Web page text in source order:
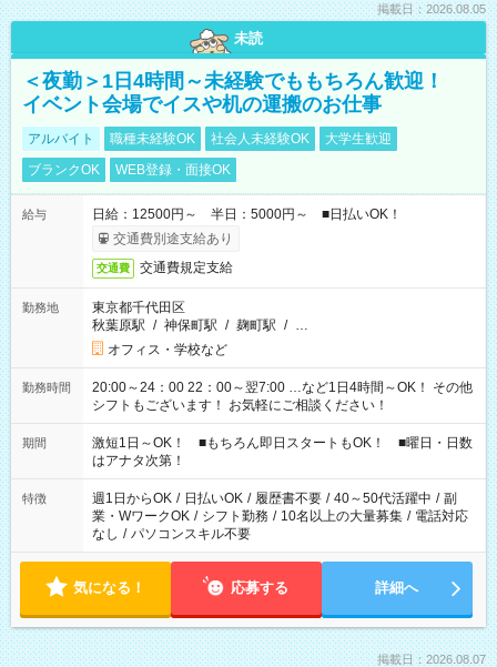
掲載日：2026.08.05
未読
＜夜勤＞1日4時間～未経験でももちろん歓迎！
イベント会場でイスや机の運搬のお仕事
アルバイト 職種未経験OK 社会人未経験OK
大学生歓迎
ブランクOK
WEB登録・面接OK
給与
日給：12500円～ 半日：5000円～ ■日払いOK！
交通費別途支給あり
交通費 交通費規定支給
勤務地
東京都千代田区
秋葉原駅 / 神保町駅 / 麹町駅 / …
オフィス・学校など
勤務時間
20:00～24：00 22：00～翌7:00 …など1日4時間～OK！ その他
シフトもございます！ お気軽にご相談ください！
期間
激短1日～OK！ ■もちろん即日スタートもOK！ ■曜日・日数
はアナタ次第！
特徴 週1日からOK / 日払いOK / 履歴書不要 / 40～50代活躍中 / 副
業・WワークOK / シフト勤務 / 10名以上の大量募集 / 電話対応
なし / パソコンスキル不要
気になる！ 応募する 詳細へ
掲載日：2026.08.07